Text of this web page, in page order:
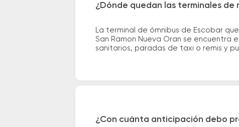
¿Dónde quedan las terminales de
La terminal de ómnibus de Escobar
San Ramon Nueva Oran se encuentra
sanitarios, paradas de taxi o remis y
¿Con cuánta anticipación debo